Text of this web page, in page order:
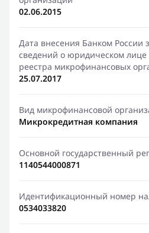
02.06.2015
Дата внесения Банком России
сведений о юридическом лице
реестра микрофинансовых
25.07.2017
Вид микрофинансовой
Микрокредитная компания
Основной государственный
1140544000871
Идентификационный номер
0534033820